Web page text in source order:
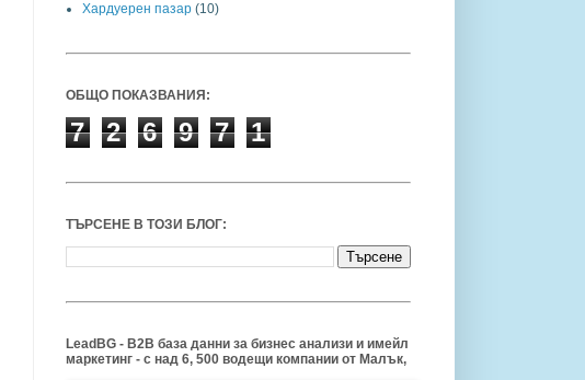
Хардуерен пазар (10)
ОБЩО ПОКАЗВАНИЯ:
7 2 6 9 7 1
ТЪРСЕНЕ В ТОЗИ БЛОГ:
LeadBG - B2B база данни за бизнес анализи и имейл
маркетинг - с над 6, 500 водещи компании от Малък,